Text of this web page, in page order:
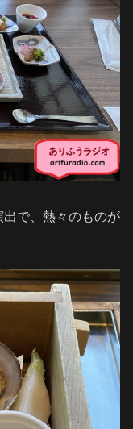
で、熱々のものが